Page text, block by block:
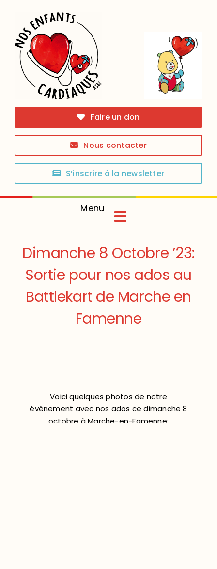
content
Faire un don
Nous contacter
S’inscrire à la newsletter
Menu
Dimanche 8 Octobre ’23:
Sortie pour nos ados au
Battlekart de Marche en
Famenne
Voici quelques photos de notre
événement avec nos ados ce dimanche 8
octobre à Marche-en-Famenne: